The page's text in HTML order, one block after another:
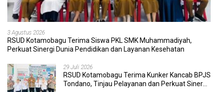
3 Agustus 2026
RSUD Kotamobagu Terima Siswa PKL SMK Muhammadiyah,
Perkuat Sinergi Dunia Pendidikan dan Layanan Kesehatan
29 Juli 2026
RSUD Kotamobagu Terima Kunker Kancab BPJS
Tondano, Tinjau Pelayanan dan Perkuat Sinergi